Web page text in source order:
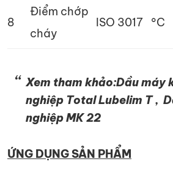
8
Điểm chớp
cháy
ISO 3017 °C
Xem tham khảo:Dầu máy
nghiệp Total Lubelim T ,
nghiệp MK 22
ỨNG DỤNG SẢN PHẨM